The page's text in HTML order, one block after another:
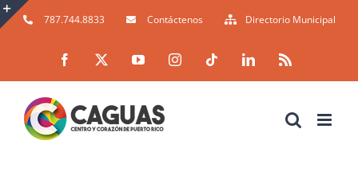
Skip
787.744.8833 Contáctenos Directorio Municipal
Facebook YouTubeInstagramTiktok LinkedIn